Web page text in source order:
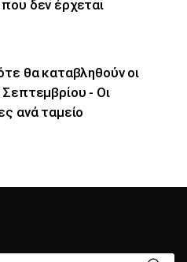
δεν έρχεται
θα καταβληθούν οι
Σεπτεμβρίου - Οι
ανά ταμείο